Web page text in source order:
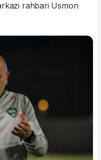
rahbari Usmon